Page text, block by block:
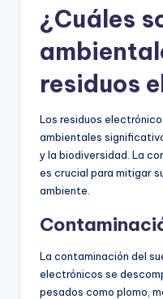
¿Cuáles
residuos
Los residuos
ambientales
y la biodiversidad. La
es crucial para mitigar
ambiente.
La contaminación del
electrónicos se
pesados como plomo,